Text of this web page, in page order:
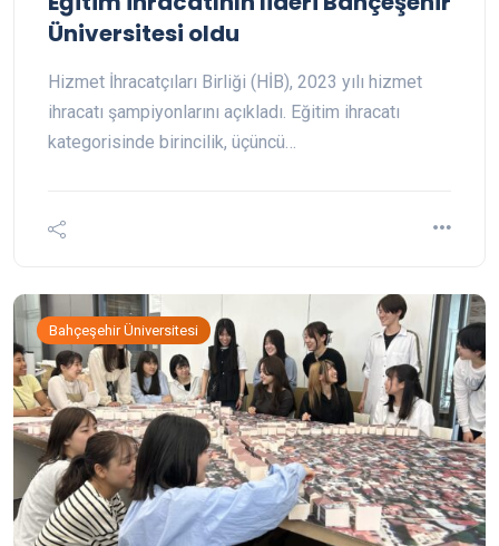
Üniversitesi oldu
Hizmet İhracatçıları Birliği (HİB), 2023 yılı hizmet
ihracatı şampiyonlarını açıkladı. Eğitim ihracatı
kategorisinde birincilik, üçüncü…
Bahçeşehir Üniversitesi